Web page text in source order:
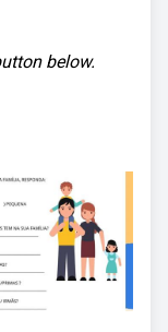
below.